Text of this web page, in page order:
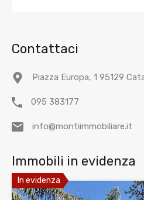
Contattaci
Piazza Europa, 1 95129
095 383177
info@montiimmobiliare.it
Immobili in evidenza
In evidenza